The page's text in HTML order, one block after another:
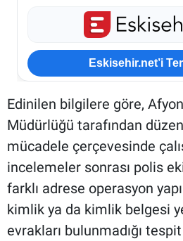
Eskisehir.net’i
Edinilen bilgilere göre,
Müdürlüğü tarafından
mücadele çerçevesinde
incelemeler sonrası polis
farklı adrese operasyon
kimlik ya da kimlik belgesi
evrakları bulunmadığı